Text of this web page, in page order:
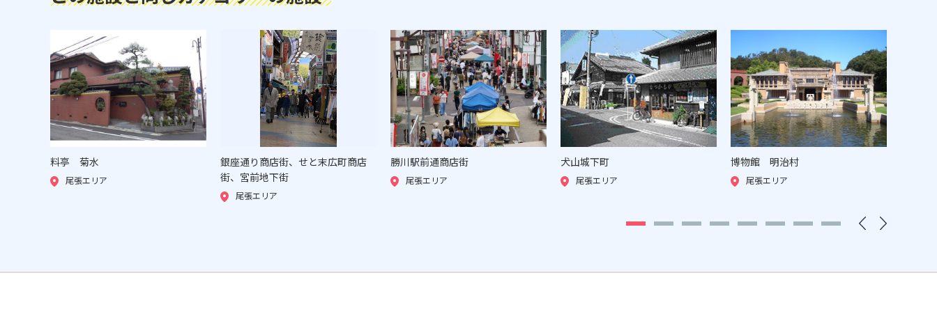
料亭 菊水
尾張エリア
銀座通り商店街、せと末広町商店
街、宮前地下街
尾張エリア
勝川駅前通商店街
尾張エリア
犬山城下町
尾張エリア
博物館 明治村
尾張エリア